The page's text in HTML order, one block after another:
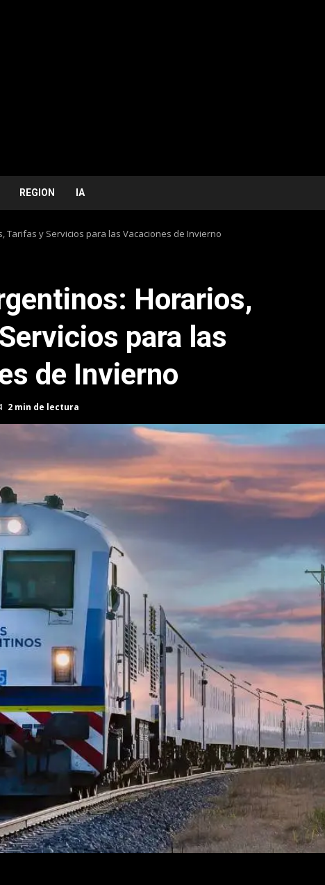
REGION IA
Tarifas y Servicios para las Vacaciones de Invierno
Horarios,
para las
de Invierno
2 min de lectura